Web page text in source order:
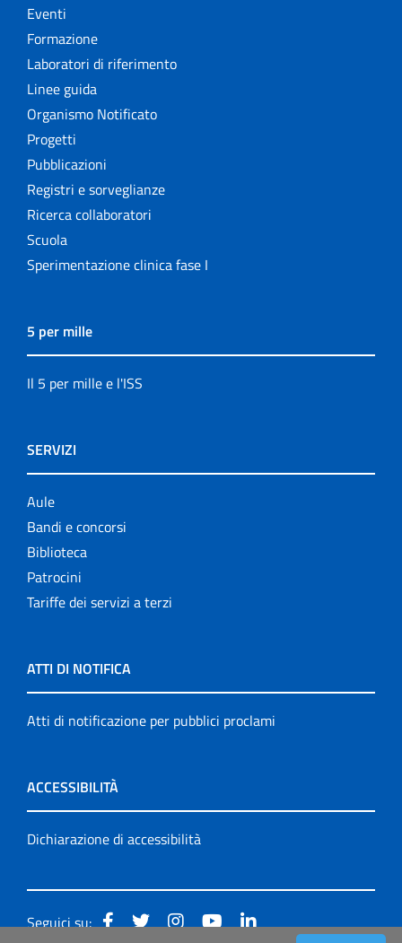
Eventi
Formazione
Laboratori di riferimento
Linee guida
Organismo Notificato
Progetti
Pubblicazioni
Registri e sorveglianze
Ricerca collaboratori
Scuola
Sperimentazione clinica fase I
5 per mille
Il 5 per mille e l'ISS
SERVIZI
Aule
Bandi e concorsi
Biblioteca
Patrocini
Tariffe dei servizi a terzi
ATTI DI NOTIFICA
Atti di notificazione per pubblici proclami
ACCESSIBILITÀ
Dichiarazione di accessibilità
Seguici su: